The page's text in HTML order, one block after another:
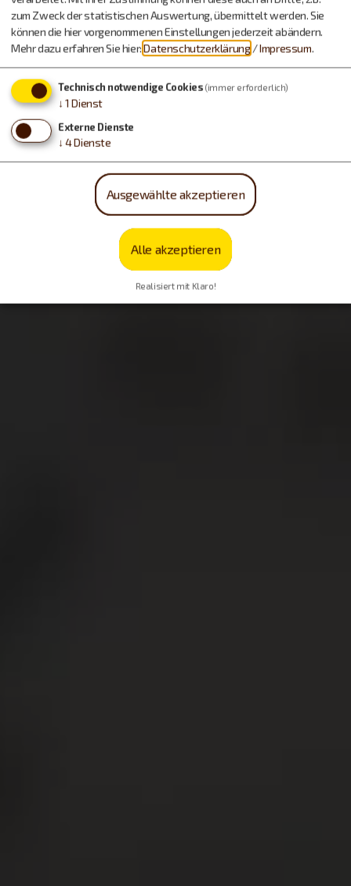
zum Zweck der statistischen Auswertung, übermittelt werden. Sie
können die hier vorgenommenen Einstellungen jederzeit abändern.
Mehr dazu erfahren Sie hier:Datenschutzerklärung /Impressum.
Technisch notwendige Cookies (immer erforderlich)
↓ 1 Dienst
Externe Dienste
↓ 4Dienste
Ausgewählte akzeptieren
Alle akzeptieren
Realisiert mit Klaro!